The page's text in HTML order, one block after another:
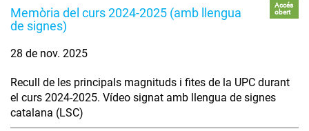
Memòria del curs 2024-2025 (amb llengua
de signes)
Accés
obert
28 de nov. 2025
Recull de les principals magnituds i fites de la UPC durant
el curs 2024-2025. Vídeo signat amb llengua de signes
catalana (LSC)